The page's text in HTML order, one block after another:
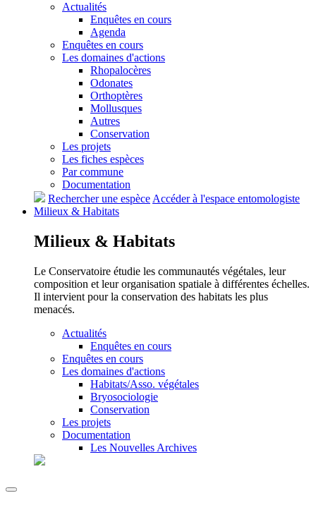
Actualités
Enquêtes en cours
Agenda
Enquêtes en cours
Les domaines d'actions
Rhopalocères
Odonates
Orthoptères
Mollusques
Autres
Conservation
Les projets
Les fiches espèces
Par commune
Documentation
Rechercher une espèce Accéder à l'espace entomologiste
Milieux & Habitats
Milieux & Habitats
Le Conservatoire étudie les communautés végétales, leur
composition et leur organisation spatiale à différentes échelles.
Il intervient pour la conservation des habitats les plus
menacés.
Actualités
Enquêtes en cours
Enquêtes en cours
Les domaines d'actions
Habitats/Asso. végétales
Bryosociologie
Conservation
Les projets
Documentation
Les Nouvelles Archives